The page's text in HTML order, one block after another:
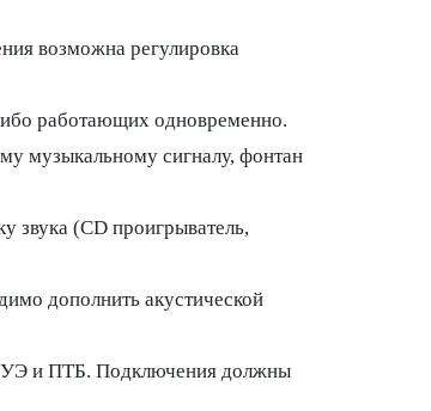
возможна регулировка
работающих одновременно.
музыкальному сигналу, фонтан
звука (CD проигрыватель,
дополнить акустической
и ПТБ. Подключения должны